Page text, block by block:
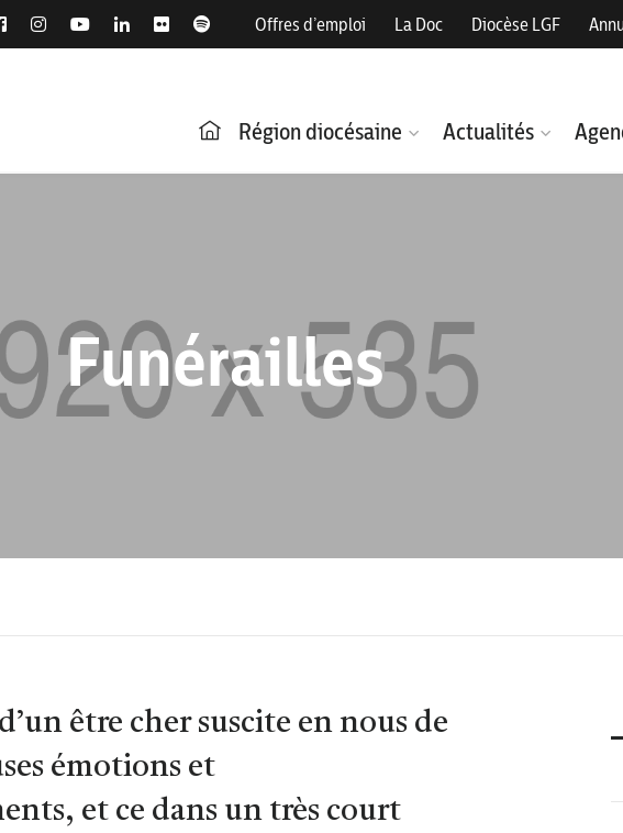
Offres d’emploi La Doc Diocèse LGF
Région diocésaine Actualités
Funérailles
être cher suscite en nous de
émotions et
et ce dans un très court